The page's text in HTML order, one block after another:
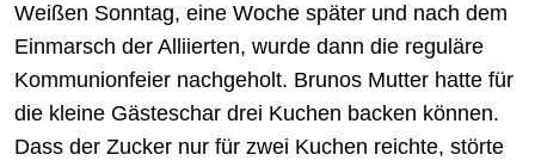
Weißen Sonntag, eine Woche später und nach dem
Einmarsch der Alliierten, wurde dann die reguläre
Kommunionfeier nachgeholt. Brunos Mutter hatte für
die kleine Gästeschar drei Kuchen backen können.
Dass der Zucker nur für zwei Kuchen reichte, störte